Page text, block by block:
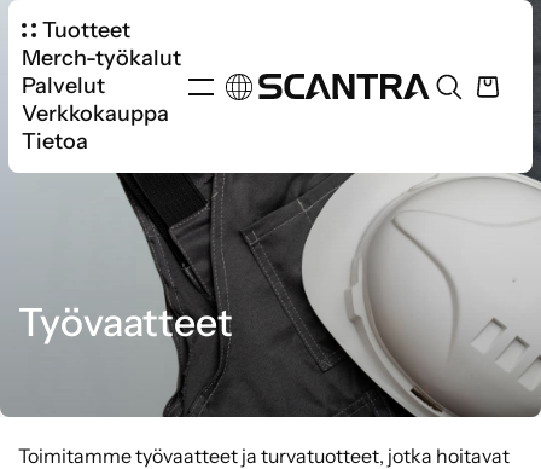
Tuotteet
Merch-työkalut
Palvelut
Verkkokauppa
Tietoa
Työvaatteet
Toimitamme työvaatteet ja turvatuotteet, jotka hoitavat